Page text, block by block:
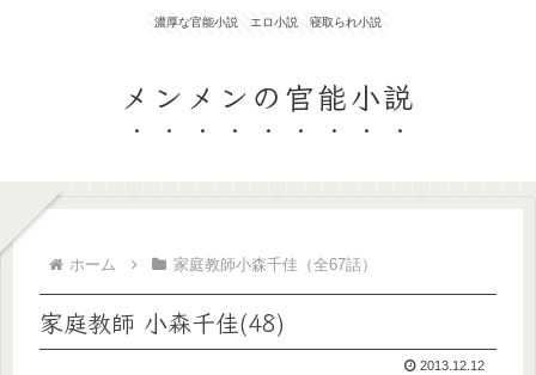
濃厚な官能小説 エロ小説 寝取られ小説
メンメンの官能小説
ホーム 家庭教師小森千佳（全67話）
家庭教師 小森千佳(48)
2013.12.12